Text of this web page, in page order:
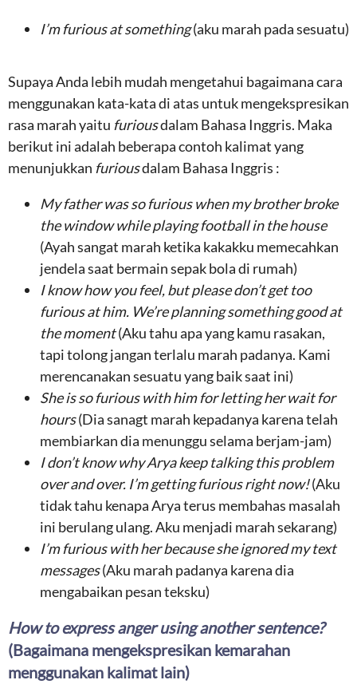
I’m furious at something(aku marah pada sesuatu)
Supaya Anda lebih mudah mengetahui bagaimana cara
menggunakan kata-kata di atas untuk mengekspresikan
rasa marah yaitu furiousdalam Bahasa Inggris. Maka
berikut ini adalah beberapa contoh kalimat yang
menunjukkan furiousdalam Bahasa Inggris :
My father was so furious when my brother broke
the window while playing football in the house
(Ayah sangat marah ketika kakakku memecahkan
jendela saat bermain sepak bola di rumah)
I know how you feel, but please don’t get too
furious at him. We’re planning something good at
the moment(Aku tahu apa yang kamu rasakan,
tapi tolong jangan terlalu marah padanya. Kami
merencanakan sesuatu yang baik saat ini)
She is so furious with him for letting her wait for
hours(Dia sanagt marah kepadanya karena telah
membiarkan dia menunggu selama berjam-jam)
I don’t know why Arya keep talking this problem
over and over. I’m getting furious right now!(Aku
tidak tahu kenapa Arya terus membahas masalah
ini berulang ulang. Aku menjadi marah sekarang)
I’m furious with her because she ignored my text
messages(Aku marah padanya karena dia
mengabaikan pesan teksku)
How to express anger using another sentence?
(Bagaimana mengekspresikan kemarahan
menggunakan kalimat lain)